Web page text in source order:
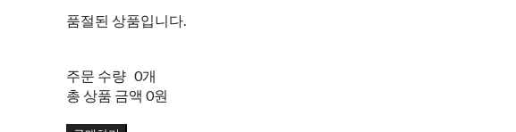
품절된 상품입니다.
주문 수량 0개
총 상품 금액 0원